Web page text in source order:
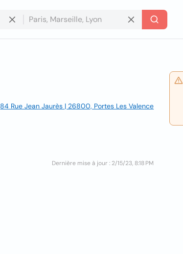
84 Rue Jean Jaurès | 26800, Portes Les Valence
Dernière mise à jour : 2/15/23, 8:18 PM